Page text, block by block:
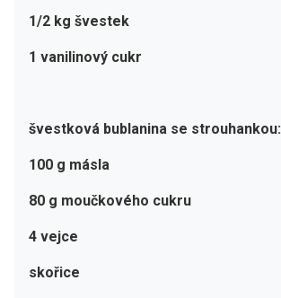
1/2 kg švestek
1 vanilinový cukr
švestková bublanina se strouhankou:
100 g másla
80 g moučkového cukru
4 vejce
skořice